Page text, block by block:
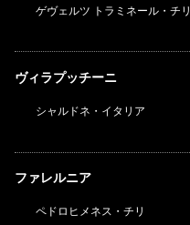
ゲヴェルツ トラミネール・チリ
ヴィラプッチーニ
シャルドネ・イタリア
ファレルニア
ペドロヒメネス・チリ